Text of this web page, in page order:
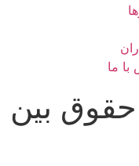
با ما
بین